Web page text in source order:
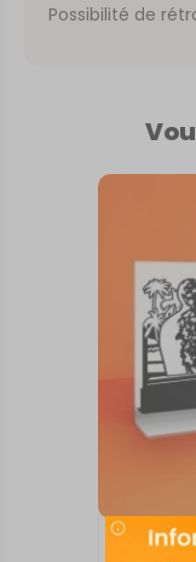
Possibilité de